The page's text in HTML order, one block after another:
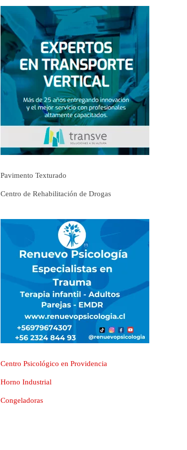
Pavimento Texturado
Centro de Rehabilitación de Drogas
Centro Psicológico en Providencia
Horno Industrial
Congeladoras